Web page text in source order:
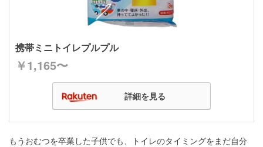
携帯ミニトイレプルプル
￥1,165〜
詳細を見る
もうおむつを卒業した子供でも、トイレのタイミングをまだ自分